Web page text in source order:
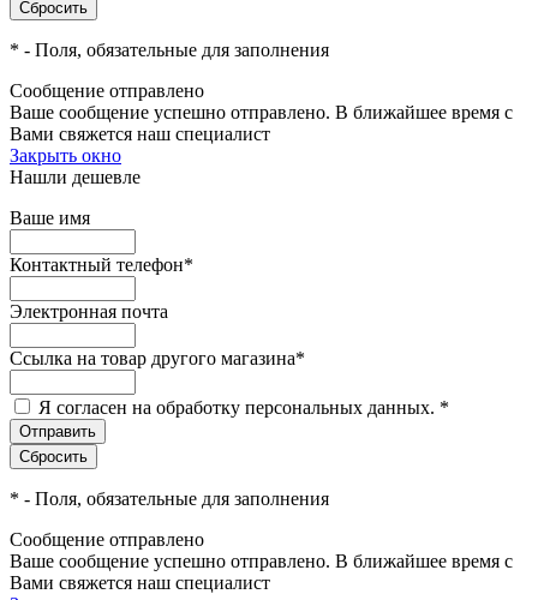
* - Поля, обязательные для заполнения
Сообщение отправлено
Ваше сообщение успешно отправлено. В ближайшее время с
Вами свяжется наш специалист
Закрыть окно
Нашли дешевле
Ваше имя
Контактный телефон*
Электронная почта
Ссылка на товар другого магазина*
Я согласен на обработку персональных данных. *
* - Поля, обязательные для заполнения
Сообщение отправлено
Ваше сообщение успешно отправлено. В ближайшее время с
Вами свяжется наш специалист